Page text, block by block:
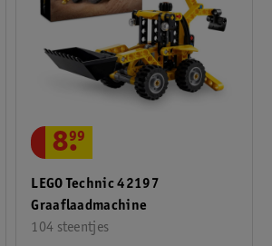
LEGO Technic 42197
Graaflaadmachine
104 steentjes
8.
99